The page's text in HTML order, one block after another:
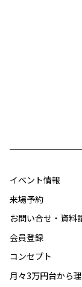
イベント情報
来場予約
お問い合せ・資料
会員登録
コンセプト
月々3万円台から